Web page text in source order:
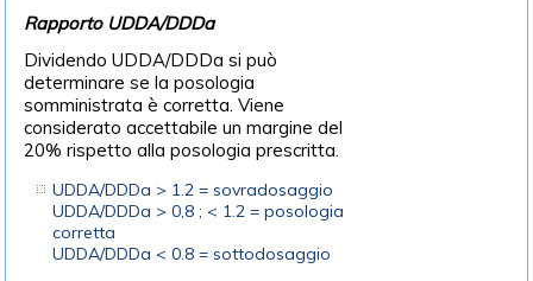
Rapporto UDDA/DDDa
Dividendo UDDA/DDDa si può
determinare se la posologia
somministrata è corretta. Viene
considerato accettabile un margine del
20% rispetto alla posologia prescritta.
UDDA/DDDa > 1.2 = sovradosaggio
UDDA/DDDa > 0,8 ; < 1.2 = posologia
corretta
UDDA/DDDa < 0.8 = sottodosaggio